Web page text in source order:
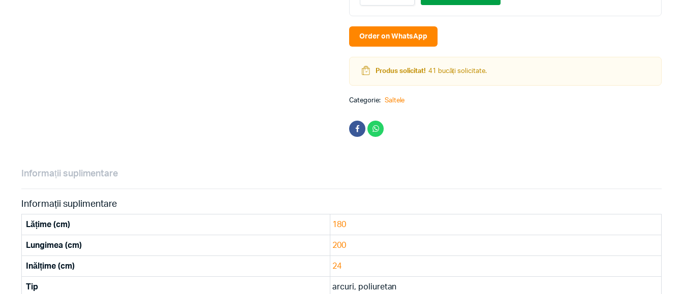
Confort
Lux
180x200
Order on WhatsApp
Produs solicitat! 41 bucăți solicitate.
Categorie: Saltele
Informații suplimentare
Informații suplimentare
Lățime (cm) 180
Lungimea (cm) 200
Inălțime (cm) 24
Tip arcuri, poliuretan